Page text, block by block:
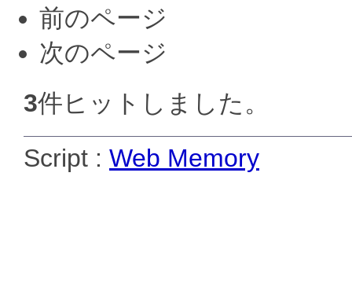
前のページ
次のページ
3件ヒットしました。
Script : Web Memory